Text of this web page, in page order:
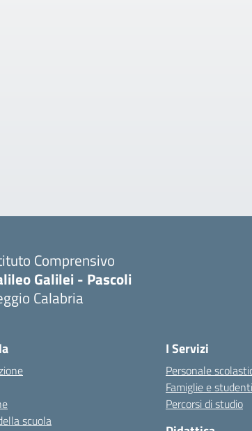
Comprensivo
Galilei - Pascoli
Calabria
scuola
I Servizi
Personale
Famiglie e studenti
Percorsi di studio